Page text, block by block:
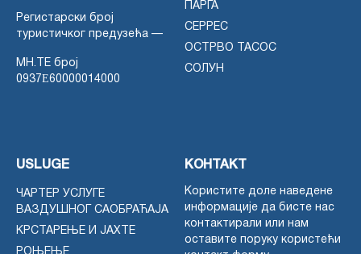
Регистарски број
туристичког предузећа —
MH.TE број
0937Ε60000014000
ПАРГА
СЕРРЕС
ОСТРВО ТАСОС
СОЛУН
USLUGE
ЧАРТЕР УСЛУГЕ
ВАЗДУШНОГ САОБРАЋАЈА
КРСТАРЕЊЕ И ЈАХТЕ
КОНТАКТ
Користите доле наведене
информације да бисте нас
контактирали или нам
оставите поруку користећи